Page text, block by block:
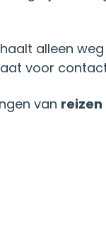
alleen
voor
van